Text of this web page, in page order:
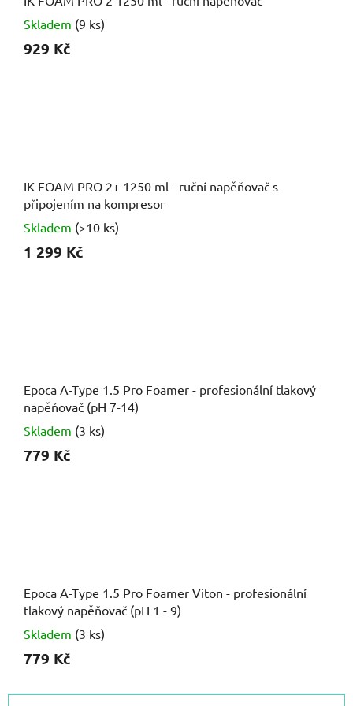
Skladem (9 ks)
929 Kč
IK FOAM PRO 2+ 1250 ml - ruční napěňovač s
připojením na kompresor
Skladem (>10 ks)
1 299 Kč
Epoca A-Type 1.5 Pro Foamer - profesionální tlakový
napěňovač (pH 7-14)
Skladem (3 ks)
779 Kč
Epoca A-Type 1.5 Pro Foamer Viton - profesionální
tlakový napěňovač (pH 1 - 9)
Skladem (3 ks)
779 Kč